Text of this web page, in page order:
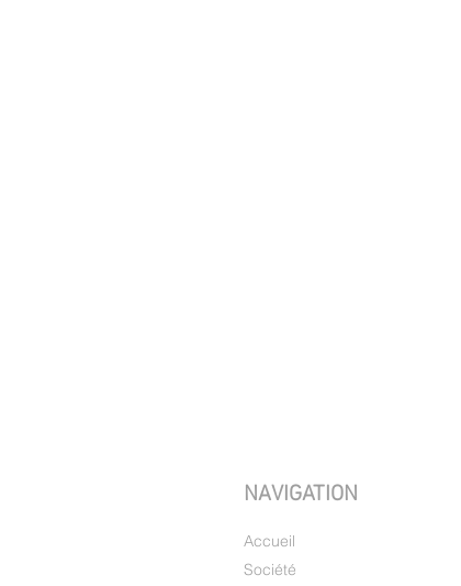
NAVIGATION
Accueil
Société